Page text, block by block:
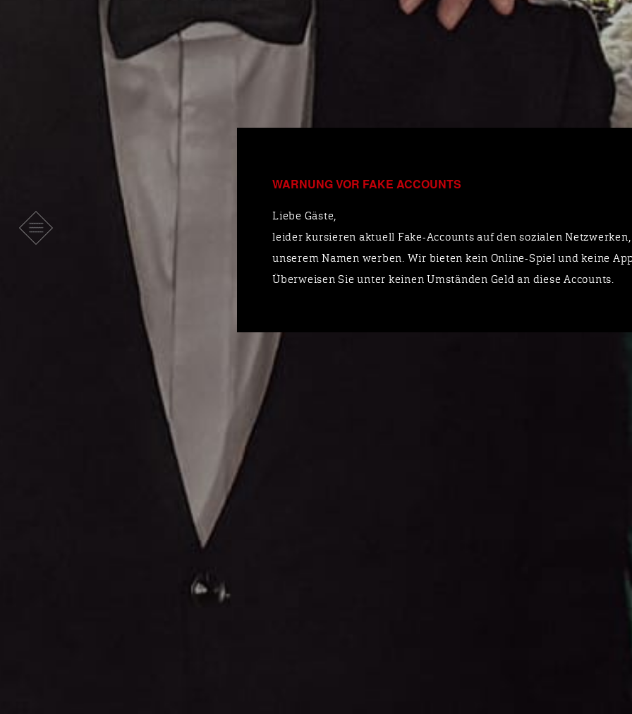
mit Wolfgang Seljé
WARNUNG VOR FAKE ACCOUNTS
Liebe Gäste,
leider kursieren aktuell Fake-Accounts auf den sozialen
unserem Namen werben. Wir bieten kein Online-Spiel und keine
Überweisen Sie unter keinen Umständen Geld an diese Accounts.